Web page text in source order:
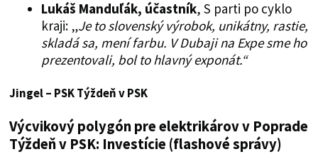
Lukáš Manduľák, účastník, S parti po cyklo
kraji: „Je to slovenský výrobok, unikátny, rastie,
skladá sa, mení farbu. V Dubaji na Expe sme ho
prezentovali, bol to hlavný exponát.“
Jingel – PSK Týždeň v PSK
Výcvikový polygón pre elektrikárov v Poprade
Týždeň v PSK: Investície (flashové správy)